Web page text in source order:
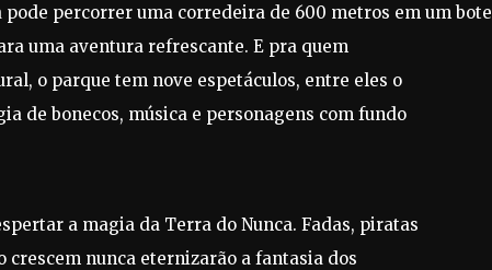
pode percorrer uma corredeira de 600 metros em um bote
uma aventura refrescante. E pra quem
o parque tem nove espetáculos, entre eles o
de bonecos, música e personagens com fundo
a magia da Terra do Nunca. Fadas, piratas
crescem nunca eternizarão a fantasia dos